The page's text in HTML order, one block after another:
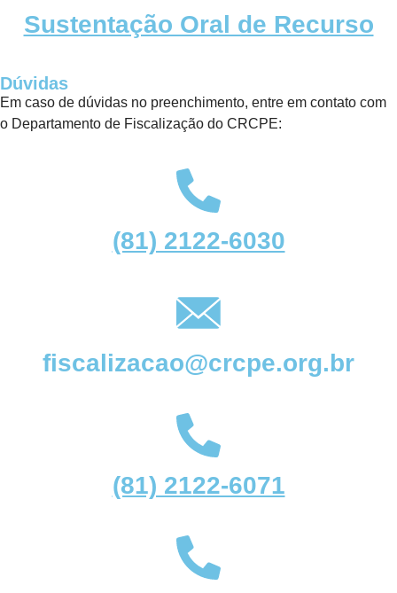
Sustentação Oral de Recurso
Dúvidas
Em caso de dúvidas no preenchimento, entre em contato com
o Departamento de Fiscalização do CRCPE:
(81) 2122-6030
fiscalizacao@crcpe.org.br
(81) 2122-6071